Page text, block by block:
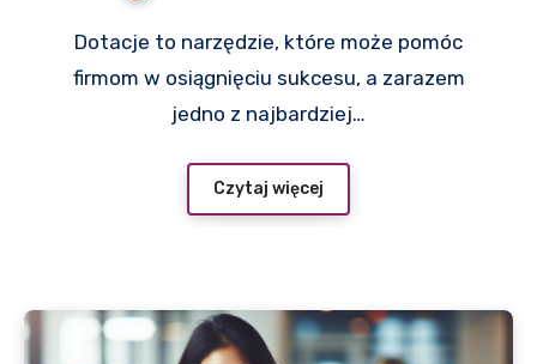
Dotacje to narzędzie, które może pomóc
firmom w osiągnięciu sukcesu, a zarazem
jedno z najbardziej…
Czytaj więcej